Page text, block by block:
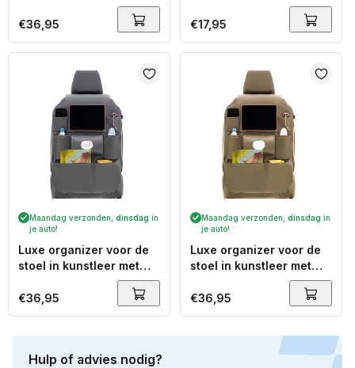
Hulp of advies nodig?
tablethouder zwart
Normale
prijs
€36,95
hoofdsteun)
Normale
prijs
€17,95
Maandag verzonden, dinsdag in
je auto!
Luxe organizer voor de
stoel in kunstleer met
tablethouder grijs
Normale
prijs
€36,95
Maandag verzonden, dinsdag in
je auto!
Luxe organizer voor de
stoel in kunstleer met
tablet houder beige
Normale
prijs
€36,95